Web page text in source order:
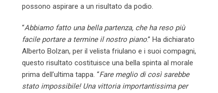
possono aspirare a un risultato da podio.
“Abbiamo fatto una bella partenza, che ha reso più
facile portare a termine il nostro piano.” Ha dichiarato
Alberto Bolzan, per il velista friulano e i suoi compagni,
questo risultato costituisce una bella spinta al morale
prima dell’ultima tappa. “Fare meglio di così sarebbe
stato impossibile! Una vittoria importantissima per